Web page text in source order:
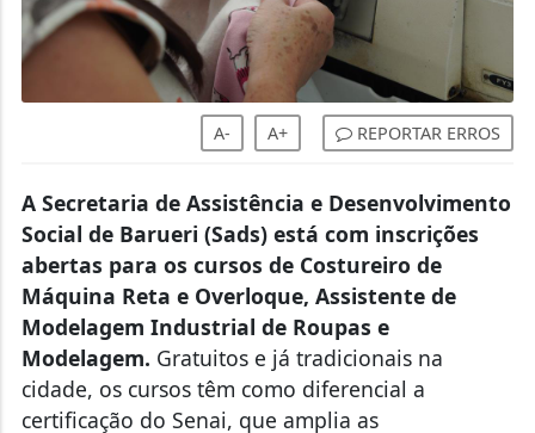
A- A+ REPORTAR ERROS
A Secretaria de Assistência e Desenvolvimento
Social de Barueri (Sads) está com inscrições
abertas para os cursos de Costureiro de
Máquina Reta e Overloque, Assistente de
Modelagem Industrial de Roupas e
Modelagem. Gratuitos e já tradicionais na
cidade, os cursos têm como diferencial a
certificação do Senai, que amplia as